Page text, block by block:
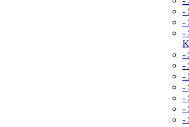
-
-
-
-
-
-
-
-
-
-